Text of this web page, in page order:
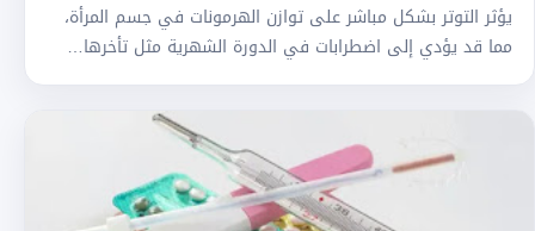
يؤثر التوتر بشكل مباشر على توازن الهرمونات في جسم المرأة،
مما قد يؤدي إلى اضطرابات في الدورة الشهرية مثل تأخرها…